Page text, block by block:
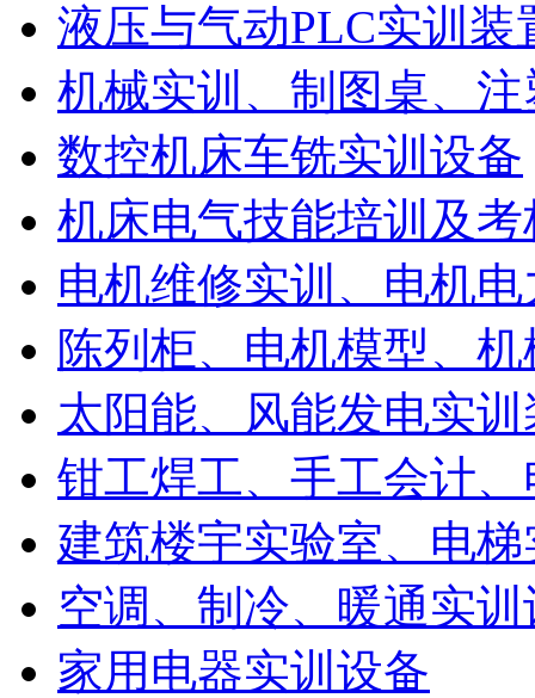
液压与气动PLC实训装
机械实训、制图桌、
数控机床车铣实训设备
机床电气技能培训及
电机维修实训、电机
陈列柜、电机模型、
太阳能、风能发电实训
钳工焊工、手工会计
建筑楼宇实验室、电
空调、制冷、暖通实
家用电器实训设备